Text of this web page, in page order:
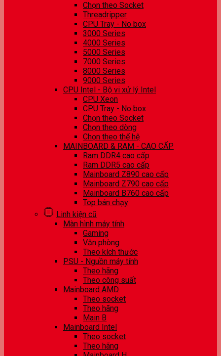
Chọn theo Socket
Threadripper
CPU Tray - No box
3000 Series
4000 Series
5000 Series
7000 Series
8000 Series
9000 Series
CPU Intel - Bộ vi xử lý Intel
CPU Xeon
CPU Tray - No box
Chọn theo Socket
Chọn theo dòng
Chọn theo thế hệ
MAINBOARD & RAM - CAO CẤP
Ram DDR4 cao cấp
Ram DDR5 cao cấp
Mainboard Z890 cao cấp
Mainboard Z790 cao cấp
Mainboard B760 cao cấp
Top bán chạy
Linh kiện cũ
Màn hình máy tính
Gaming
Văn phòng
Theo kích thước
PSU - Nguồn máy tính
Theo hãng
Theo công suất
Mainboard AMD
Theo socket
Theo hãng
Main B
Mainboard Intel
Theo socket
Theo hãng